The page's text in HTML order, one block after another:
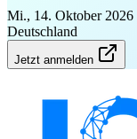
Mi., 14. Oktober 2026
Deutschland
Jetzt anmelden